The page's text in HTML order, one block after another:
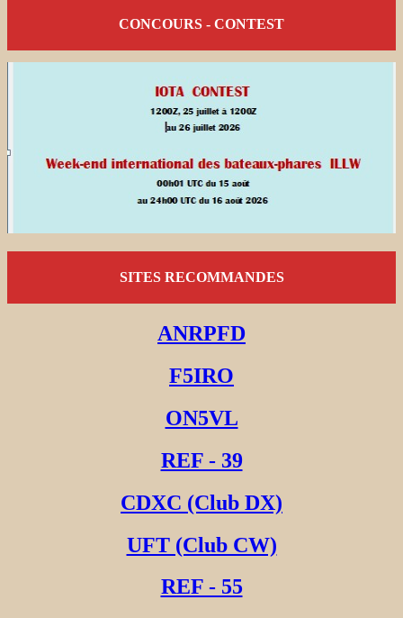
CONCOURS - CONTEST
SITES RECOMMANDES
ANRPFD
F5IRO
ON5VL
REF - 39
CDXC (Club DX)
UFT (Club CW)
REF - 55